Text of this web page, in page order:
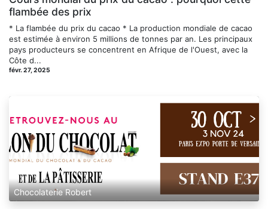
flambée des prix
* La flambée du prix du cacao * La production mondiale de cacao
est estimée à environ 5 millions de tonnes par an. Les principaux
pays producteurs se concentrent en Afrique de l'Ouest, avec la
Côte d...
févr. 27, 2025
Chocolaterie Robert